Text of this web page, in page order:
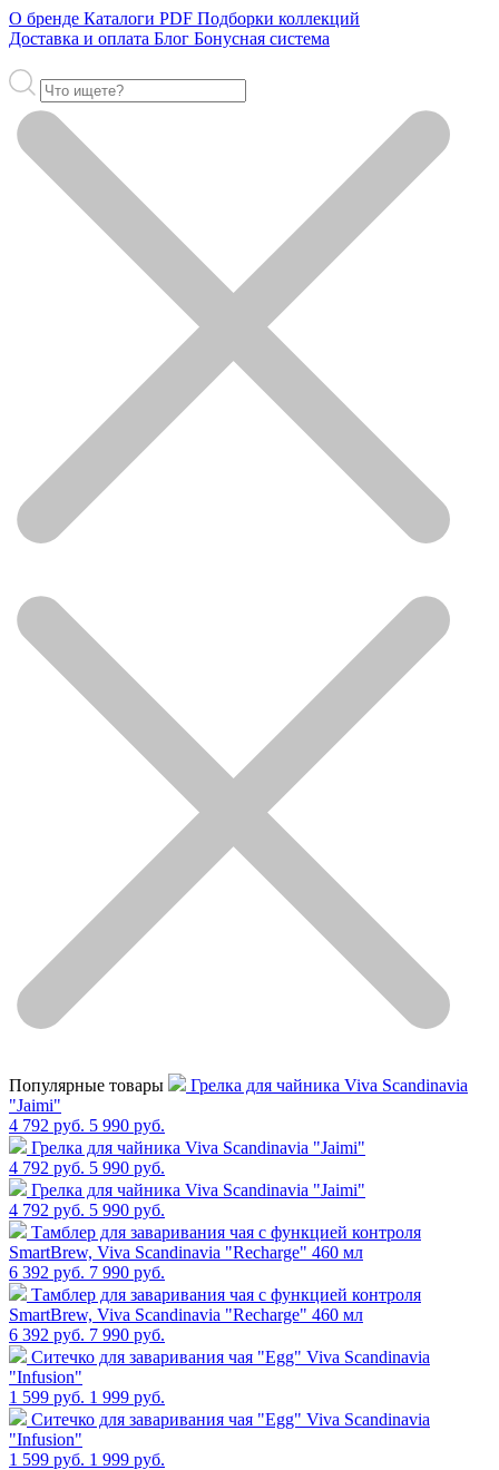
О бренде Каталоги PDF Подборки коллекций
Доставка и оплата Блог Бонусная система
Популярные товары
Грелка для чайника Viva Scandinavia
"Jaimi"
4 792 руб. 5 990 руб.
Грелка для чайника Viva Scandinavia "Jaimi"
4 792 руб. 5 990 руб.
Грелка для чайника Viva Scandinavia "Jaimi"
4 792 руб. 5 990 руб.
Тамблер для заваривания чая с функцией контроля
SmartBrew, Viva Scandinavia "Recharge" 460 мл
6 392 руб. 7 990 руб.
Тамблер для заваривания чая с функцией контроля
SmartBrew, Viva Scandinavia "Recharge" 460 мл
6 392 руб. 7 990 руб.
Cитечко для заваривания чая "Egg" Viva Scandinavia
"Infusion"
1 599 руб. 1 999 руб.
Cитечко для заваривания чая "Egg" Viva Scandinavia
"Infusion"
1 599 руб. 1 999 руб.